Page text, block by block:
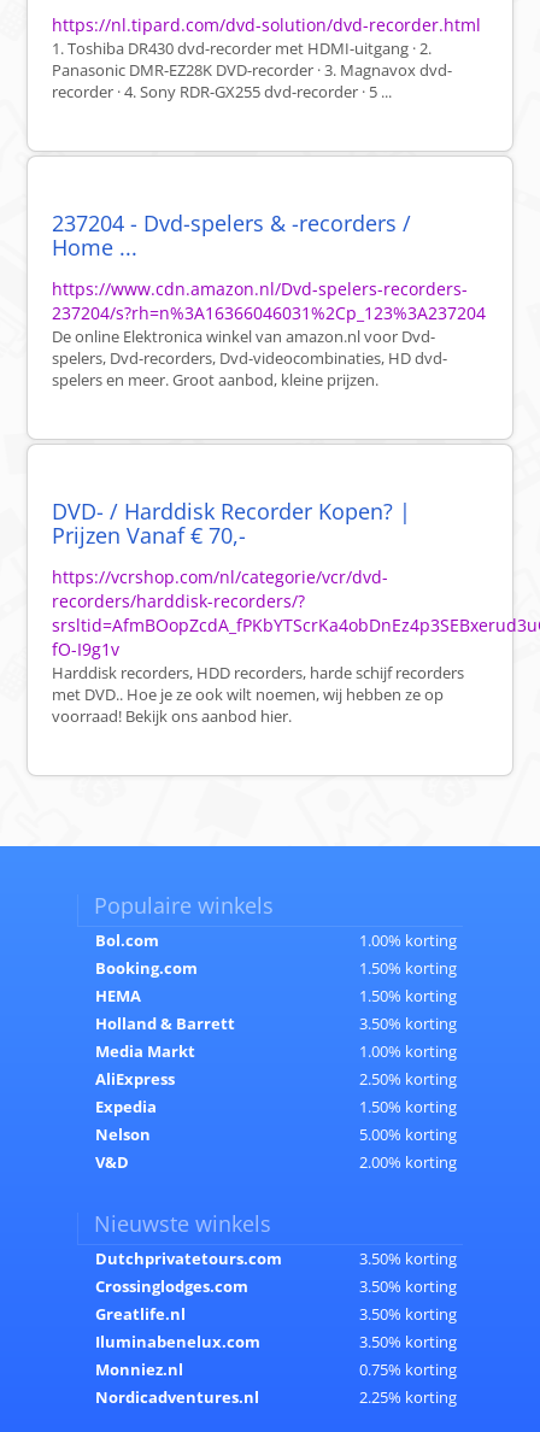
https://nl.tipard.com/dvd-solution/dvd-recorder.html
1. Toshiba DR430 dvd-recorder met HDMI-uitgang · 2.
Panasonic DMR-EZ28K DVD-recorder · 3. Magnavox dvd-
recorder · 4. Sony RDR-GX255 dvd-recorder · 5 ...
237204 - Dvd-spelers & -recorders /
Home ...
https://www.cdn.amazon.nl/Dvd-spelers-recorders-
237204/s?rh=n%3A16366046031%2Cp_123%3A237204
De online Elektronica winkel van amazon.nl voor Dvd-
spelers, Dvd-recorders, Dvd-videocombinaties, HD dvd-
spelers en meer. Groot aanbod, kleine prijzen.
DVD- / Harddisk Recorder Kopen? |
Prijzen Vanaf € 70,-
https://vcrshop.com/nl/categorie/vcr/dvd-
recorders/harddisk-recorders/?
fO-I9g1v
Harddisk recorders, HDD recorders, harde schijf recorders
met DVD.. Hoe je ze ook wilt noemen, wij hebben ze op
voorraad! Bekijk ons aanbod hier.
Populaire winkels
Bol.com
1.00% korting
Booking.com
1.50% korting
HEMA
1.50% korting
Holland & Barrett
3.50% korting
Media Markt
1.00% korting
AliExpress
2.50% korting
Expedia
1.50% korting
Nelson
5.00% korting
V&D
2.00% korting
Nieuwste winkels
Dutchprivatetours.com
3.50% korting
Crossinglodges.com
3.50% korting
Greatlife.nl
3.50% korting
Iluminabenelux.com
3.50% korting
Monniez.nl
0.75% korting
Nordicadventures.nl
2.25% korting